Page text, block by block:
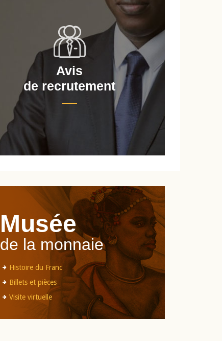
Avis
de recrutement
Musée
de la monnaie
Histoire du Franc
Billets et pièces
Visite virtuelle